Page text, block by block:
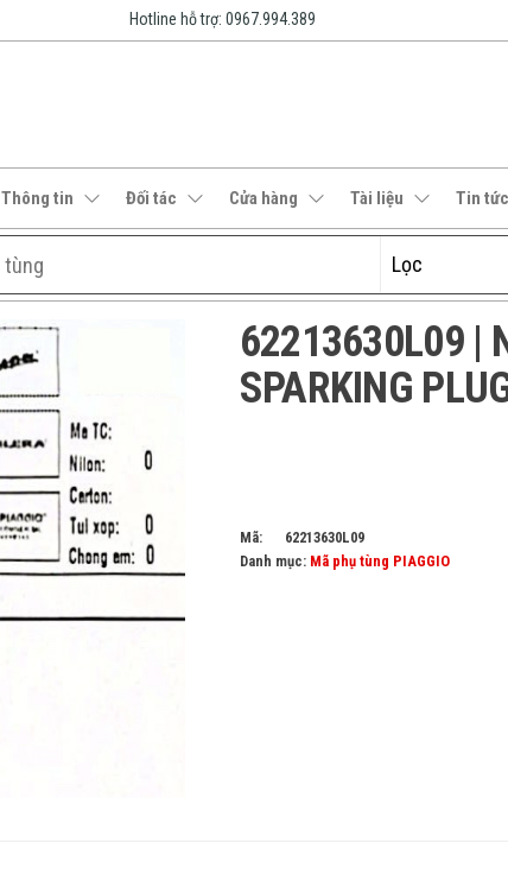
Hotline hỗ trợ: 0967.994.389
Thông tin Đối tác Cửa hàng Tài liệu Tin
62213630L09 |
SPARKING
Mã:
62213630L09
Danh mục: Mã phụ tùng PIAGGIO